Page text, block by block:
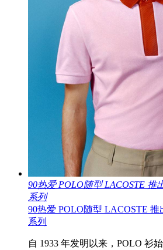
90热爱 POLO随型 LACOSTE 推
系列
90热爱 POLO随型 LACOSTE
系列
自 1933 年发明以来，POLO 衫